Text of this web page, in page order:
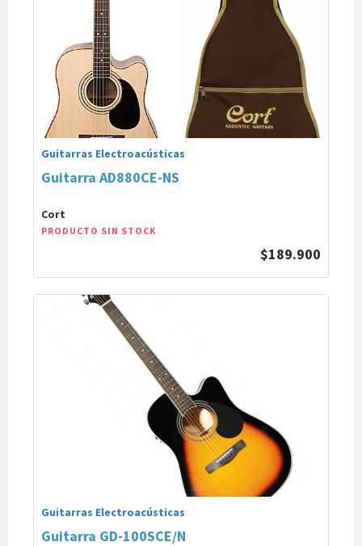
Guitarras Electroacústicas
Guitarra AD880CE-NS
Cort
PRODUCTO SIN STOCK
$189.900
Guitarras Electroacústicas
Guitarra GD-100SCE/N